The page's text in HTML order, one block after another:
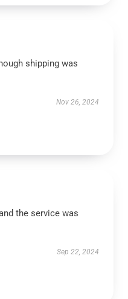
shipping was
Nov 26, 2024
the service was
Sep 22, 2024